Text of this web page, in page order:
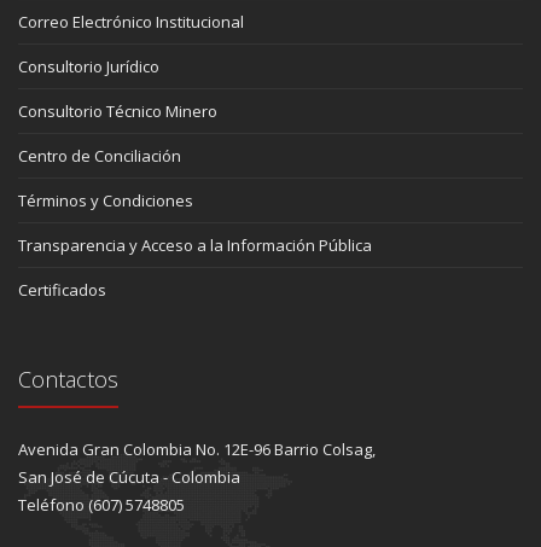
Correo Electrónico Institucional
Consultorio Jurídico
Consultorio Técnico Minero
Centro de Conciliación
Términos y Condiciones
Transparencia y Acceso a la Información Pública
Certificados
Contactos
Avenida Gran Colombia No. 12E-96 Barrio Colsag,
San José de Cúcuta - Colombia
Teléfono (607) 5748805